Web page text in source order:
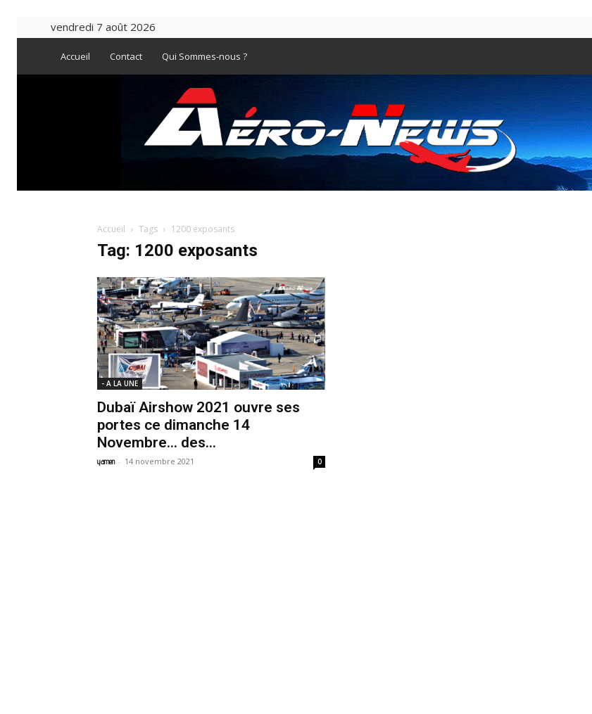
vendredi 7 août 2026
Accueil Contact Qui Sommes-nous ?
Accueil Tags 1200 exposants
Tag: 1200 exposants
- A LA UNE
Dubaï Airshow 2021 ouvre ses
portes ce dimanche 14
Novembre… des...
yamen - 14 novembre 2021 0